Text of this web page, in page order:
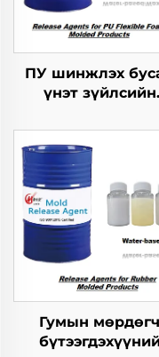
ПУ шинжлэх
үнэт зүйлсийн
бутархайг
агент
Гумын мөрдөгч